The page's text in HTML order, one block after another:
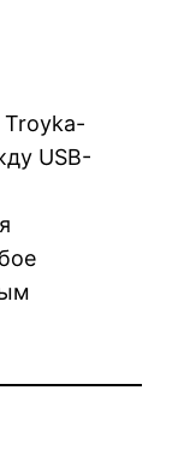
Troyka-
USB-